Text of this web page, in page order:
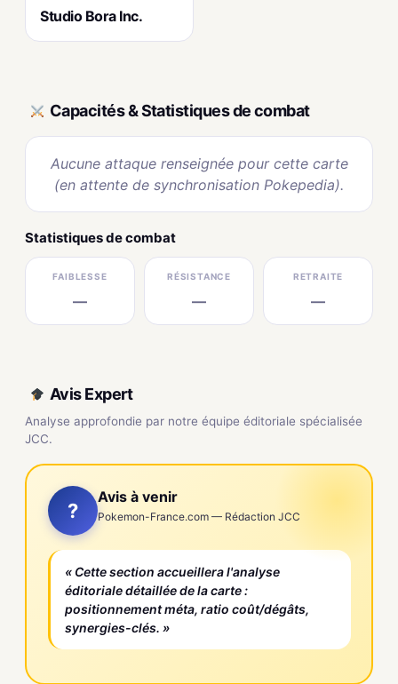
Studio Bora Inc.
Capacités & Statistiques de combat
Aucune attaque renseignée pour cette carte
(en attente de synchronisation Pokepedia).
Statistiques de combat
FAIBLESSE
—
RÉSISTANCE
—
RETRAITE
—
Avis Expert
Analyse approfondie par notre équipe éditoriale spécialisée
JCC.
?
Avis à venir
Pokemon-France.com — Rédaction JCC
« Cette section accueillera l'analyse
éditoriale détaillée de la carte :
positionnement méta, ratio coût/dégâts,
synergies-clés. »